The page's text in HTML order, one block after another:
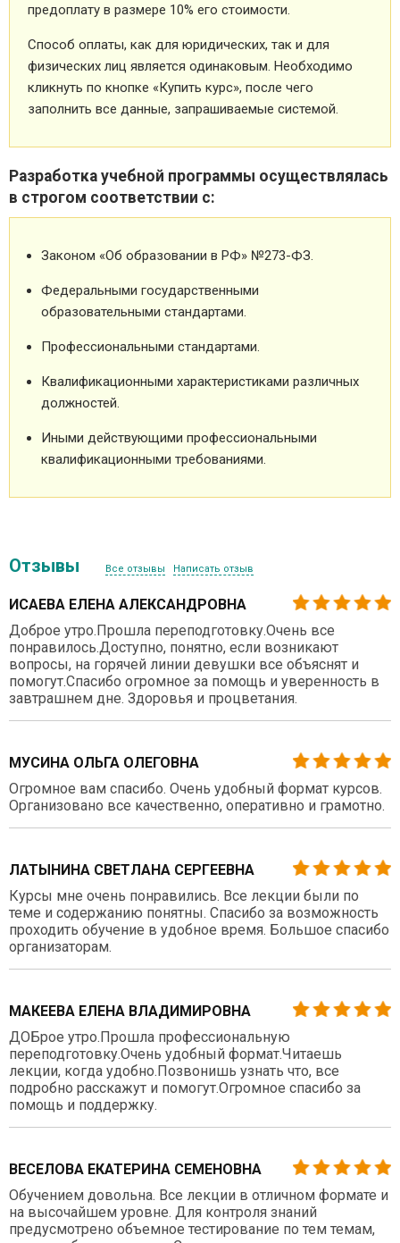
предоплату в размере 10% его стоимости.
Способ оплаты, как для юридических, так и для
физических лиц является одинаковым. Необходимо
кликнуть по кнопке «Купить курс», после чего
заполнить все данные, запрашиваемые системой.
Разработка учебной программы осуществлялась
в строгом соответствии с:
Законом «Об образовании в РФ» №273-ФЗ.
Федеральными государственными
образовательными стандартами.
Профессиональными стандартами.
Квалификационными характеристиками различных
должностей.
Иными действующими профессиональными
квалификационными требованиями.
Отзывы Все отзывы Написать отзыв
ИСАЕВА ЕЛЕНА АЛЕКСАНДРОВНА
Доброе утро.Прошла переподготовку.Очень все
понравилось.Доступно, понятно, если возникают
вопросы, на горячей линии девушки все объяснят и
помогут.Спасибо огромное за помощь и уверенность в
завтрашнем дне. Здоровья и процветания.
МУСИНА ОЛЬГА ОЛЕГОВНА
Огромное вам спасибо. Очень удобный формат курсов.
Организовано все качественно, оперативно и грамотно.
ЛАТЫНИНА СВЕТЛАНА СЕРГЕЕВНА
Курсы мне очень понравились. Все лекции были по
теме и содержанию понятны. Спасибо за возможность
проходить обучение в удобное время. Большое спасибо
организаторам.
МАКЕЕВА ЕЛЕНА ВЛАДИМИРОВНА
ДОБрое утро.Прошла профессиональную
переподготовку.Очень удобный формат.Читаешь
лекции, когда удобно.Позвонишь узнать что, все
подробно расскажут и помогут.Огромное спасибо за
помощь и поддержку.
ВЕСЕЛОВА ЕКАТЕРИНА СЕМЕНОВНА
Обучением довольна. Все лекции в отличном формате и
на высочайшем уровне. Для контроля знаний
предусмотрено объемное тестирование по тем темам,